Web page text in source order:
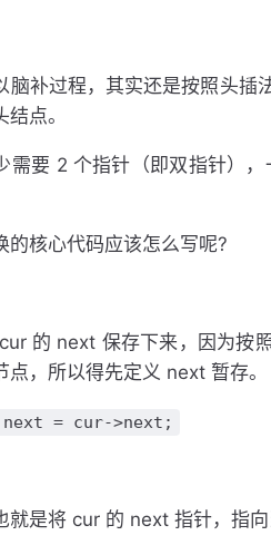
脑补过程，其实还是按照头插
点。
需要 2 个指针（即双指针）
的核心代码应该怎么写呢?
的 next 保存下来，因为按
点，所以得先定义 next 暂存。
next = cur->next;
就是将 cur 的 next 指针，指